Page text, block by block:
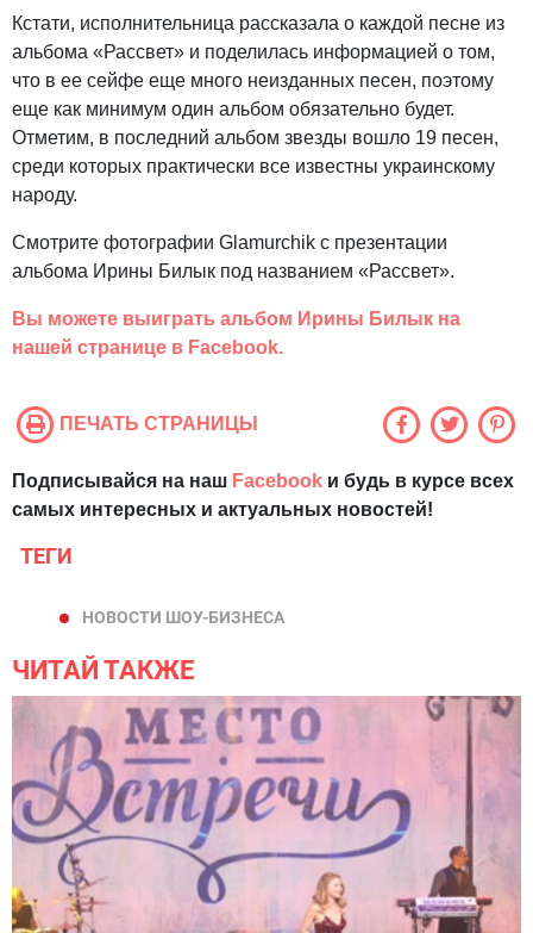
Кстати, исполнительница рассказала о каждой песне из
альбома «Рассвет» и поделилась информацией о том,
что в ее сейфе еще много неизданных песен, поэтому
еще как минимум один альбом обязательно будет.
Отметим, в последний альбом звезды вошло 19 песен,
среди которых практически все известны украинскому
народу.
Смотрите фотографии Glamurchik с презентации
альбома Ирины Билык под названием «Рассвет».
Вы можете выиграть альбом Ирины Билык на
нашей странице в Facebook.
ПЕЧАТЬ СТРАНИЦЫ
Подписывайся на наш Facebook и будь в курсе всех
самых интересных и актуальных новостей!
ТЕГИ
НОВОСТИ ШОУ-БИЗНЕСА
ЧИТАЙ ТАКЖЕ